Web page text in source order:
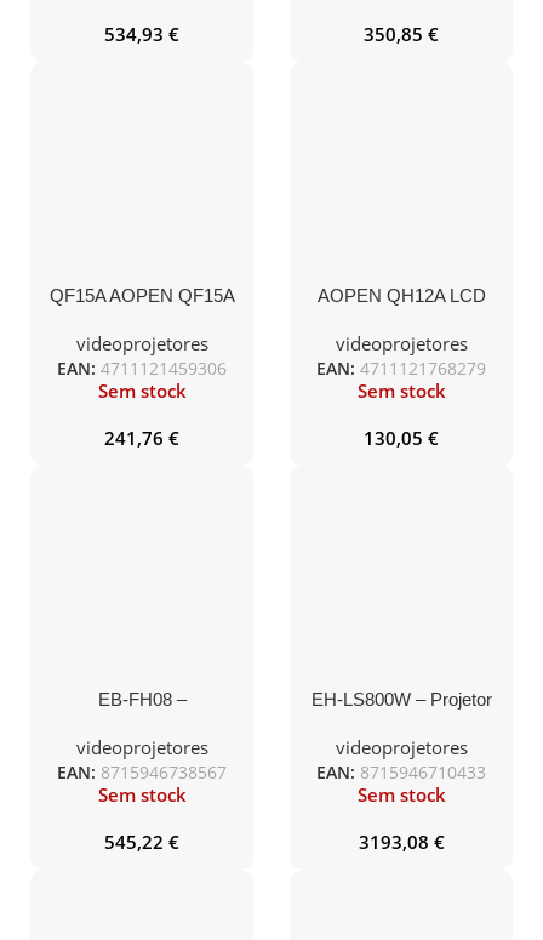
534,93 €
350,85 €
QF15A AOPEN QF15A
LM
videoprojetores
EAN: 4711121459306
Sem stock
241,76 €
AOPEN QH12A LCD
1000:1 EMEA 0.95 KG
EURO/UK POWER
videoprojetores
EAN: 4711121768279
Sem stock
130,05 €
EB-FH08 –
videoprojetores
EAN: 8715946738567
Sem stock
545,22 €
EH-LS800W – Projetor
PRO-UHD, 4000 lumens
videoprojetores
EAN: 8715946710433
Sem stock
3193,08 €